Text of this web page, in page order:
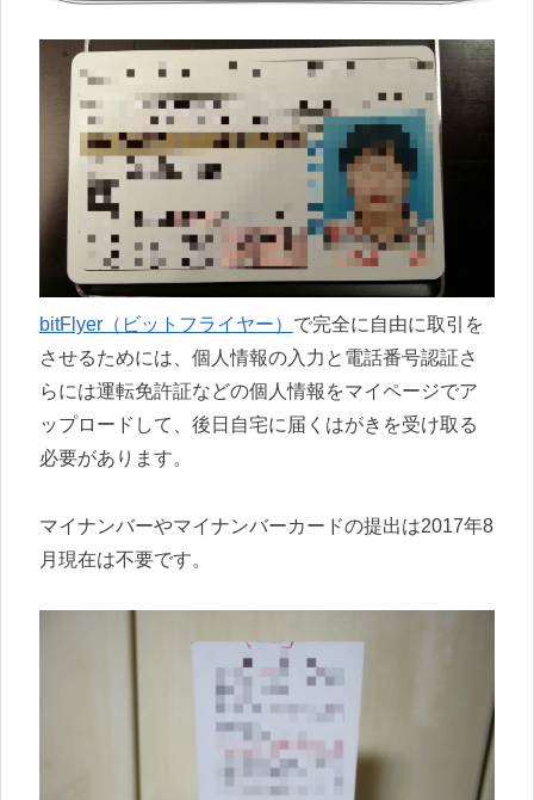
bitFlyer（ビットフライヤー） で完全に自由に取引を
させるためには、個人情報の入力と電話番号認証さ
らには運転免許証などの個人情報をマイページでア
ップロードして、後日自宅に届くはがきを受け取る
必要があります。
マイナンバーやマイナンバーカードの提出は2017年8
月現在は不要です。